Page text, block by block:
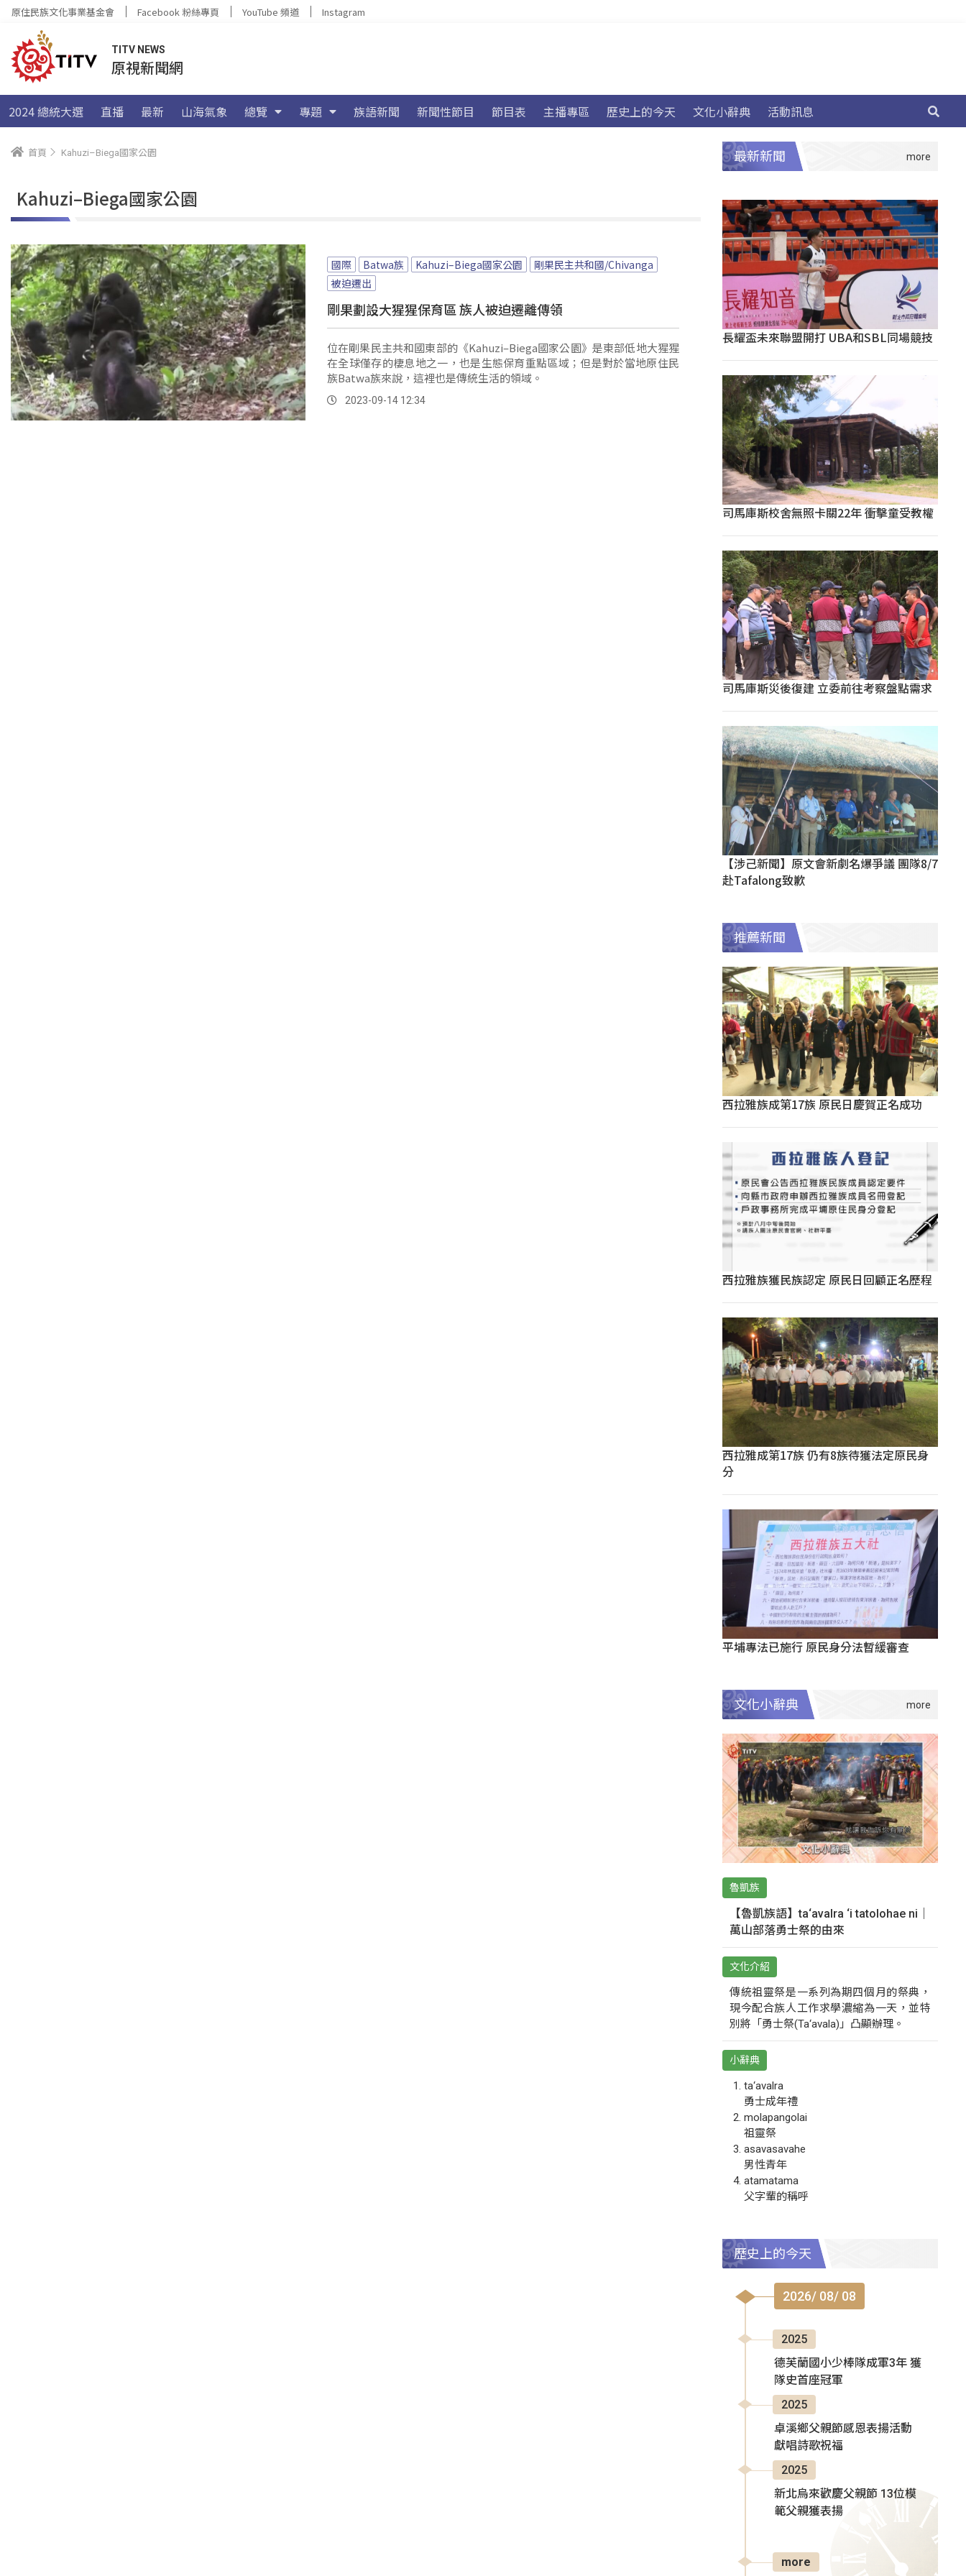
原住民族文化事業基金會 Facebook 粉絲專頁 YouTube 頻道 Instagram
TITV NEWS
原視新聞網
2024 總統大選 直播 最新 山海氣象 總覽 專題 族語新聞 新聞性節目 節目表 主播專區 歷史上的今天 文化小辭典 活動訊息
首頁 Kahuzi–Biega國家公園
Kahuzi–Biega國家公園
國際 Batwa族 Kahuzi–Biega國家公園
剛果民主共和國/Chivanga
被迫遷出
剛果劃設大猩猩保育區 族人被迫遷離傳領
位在剛果民主共和國東部的《Kahuzi–Biega國家公園》是東部低地大猩猩
在全球僅存的棲息地之一，也是生態保育重點區域；但是對於當地原住民
族Batwa族來說，這裡也是傳統生活的領域。
2023-09-14 12:34
最新新聞
長耀盃未來聯盟開打 UBA和SBL同場競技
司馬庫斯校舍無照卡關22年 衝擊童受教權
司馬庫斯災後復建 立委前往考察盤點需求
【涉己新聞】原文會新劇名爆爭議 團隊8/7
赴Tafalong致歉
推薦新聞
西拉雅族成第17族 原民日慶賀正名成功
西拉雅族獲民族認定 原民日回顧正名歷程
西拉雅成第17族 仍有8族待獲法定原民身
分
平埔專法已施行 原民身分法暫緩審查
文化小辭典
魯凱族
【魯凱族語】ta‘avalra ‘i tatolohae ni｜
萬山部落勇士祭的由來
文化介紹
傳統祖靈祭是一系列為期四個月的祭典，
現今配合族人工作求學濃縮為一天，並特
別將「勇士祭(Ta‘avala)」凸顯辦理。
小辭典
ta‘avalra
勇士成年禮
molapangolai
祖靈祭
asavasavahe
男性青年
atamatama
父字輩的稱呼
歷史上的今天
2026/ 08/ 08
2025
德芙蘭國小少棒隊成軍3年 獲
隊史首座冠軍
2025
卓溪鄉父親節感恩表揚活動
獻唱詩歌祝福
2025
新北烏來歡慶父親節 13位模
範父親獲表揚
more